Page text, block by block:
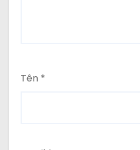
Tên *